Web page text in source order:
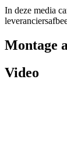
In deze media
Montage
Video